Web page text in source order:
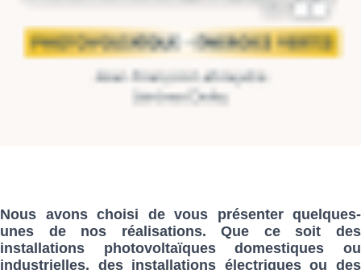
Nous avons choisi de vous présenter quelques-
unes de nos réalisations. Que ce soit des
installations photovoltaïques domestiques ou
industrielles, des installations électriques ou des